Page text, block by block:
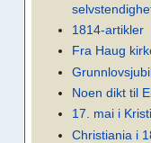
1814-artikler
Fra Haug
Noen dikt til
17. mai i
Christiania i